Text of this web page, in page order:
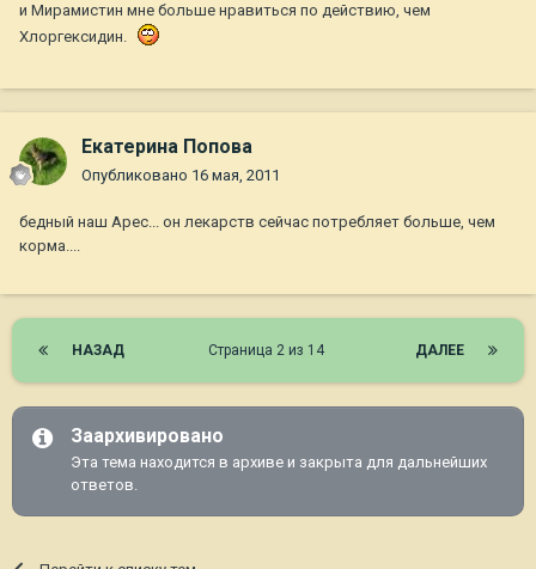
и Мирамистин мне больше нравиться по действию, чем
Хлоргексидин.
Екатерина Попова
Опубликовано 16 мая, 2011
бедный наш Арес... он лекарств сейчас потребляет больше, чем
корма....
НАЗАД ДАЛЕЕ
Страница 2 из 14
Заархивировано
Эта тема находится в архиве и закрыта для дальнейших
ответов.